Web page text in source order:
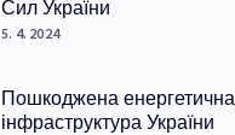
Сил України
5. 4. 2024
Пошкоджена енергетична
інфраструктура України